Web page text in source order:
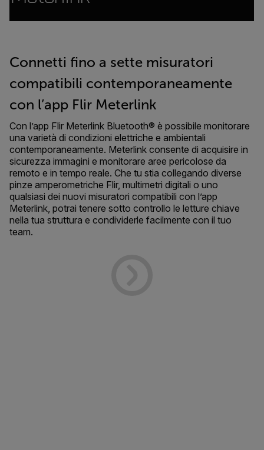
Connetti fino a sette misuratori
compatibili contemporaneamente
con l’app Flir Meterlink
Con l’app Flir Meterlink Bluetooth® è possibile monitorare
una varietà di condizioni elettriche e ambientali
contemporaneamente. Meterlink consente di acquisire in
sicurezza immagini e monitorare aree pericolose da
remoto e in tempo reale. Che tu stia collegando diverse
pinze amperometriche Flir, multimetri digitali o uno
qualsiasi dei nuovi misuratori compatibili con l’app
Meterlink, potrai tenere sotto controllo le letture chiave
nella tua struttura e condividerle facilmente con il tuo
team.